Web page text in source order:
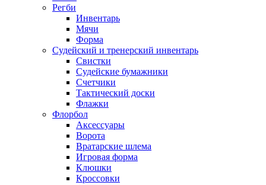
Регби
Инвентарь
Мячи
Форма
Судейский и тренерский инвентарь
Свистки
Судейские бумажники
Счетчики
Тактический доски
Флажки
Флорбол
Аксессуары
Ворота
Вратарские шлема
Игровая форма
Клюшки
Кроссовки